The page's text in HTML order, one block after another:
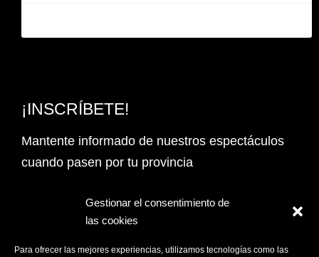
Gestionar el consentimiento de
las cookies
Para ofrecer las mejores experiencias, utilizamos tecnologías como las
¡INSCRÍBETE!
Mantente informado de nuestros espectáculos
cuando pasen por tu provincia
Email Address*
PROVINCIA